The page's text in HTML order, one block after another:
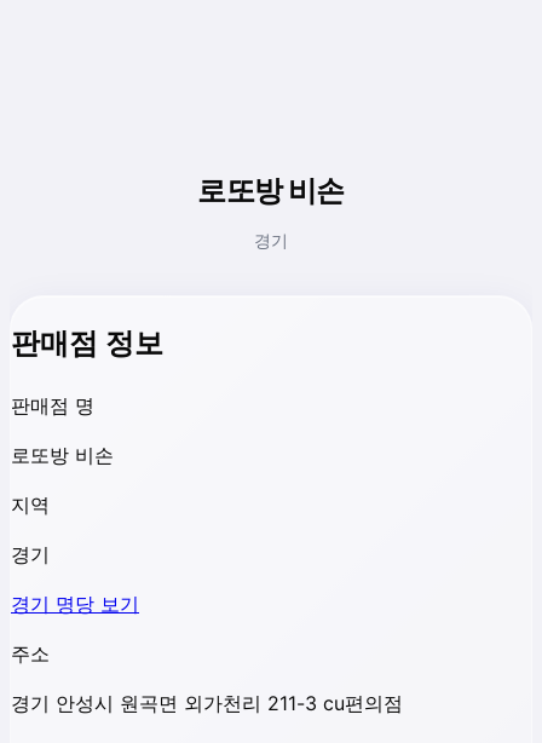
로또방 비손
경기
판매점 정보
판매점 명
로또방 비손
지역
경기
경기 명당 보기
주소
경기 안성시 원곡면 외가천리 211-3 cu편의점